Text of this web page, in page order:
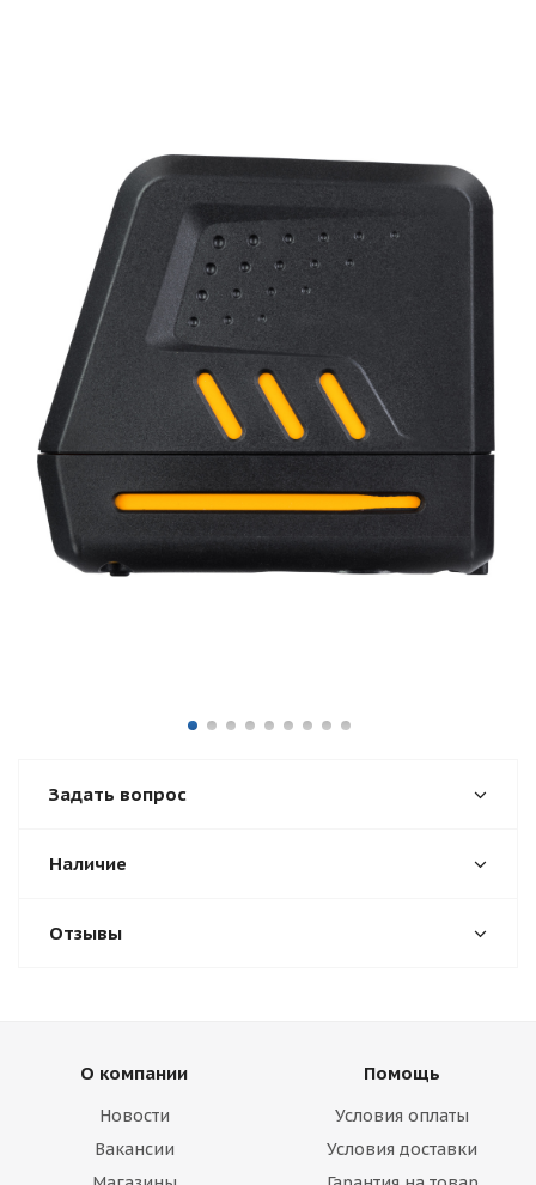
Задать вопрос
Наличие
Отзывы
О компании
Новости
Вакансии
Помощь
Условия оплаты
Условия доставки